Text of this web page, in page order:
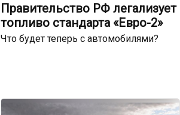
Правительство РФ легализует
топливо стандарта «Евро-2»
Что будет теперь с автомобилями?